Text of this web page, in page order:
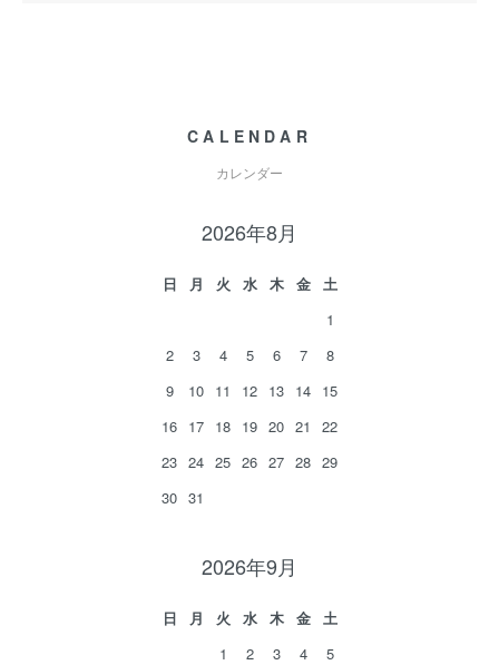
CALENDAR
カレンダー
2026年8月
日 月 火 水 木 金
土
1
2
3 4 5 6 7
8
9
10 11 12 13 14 15
16 17 18 19 20 21
22
23 24 25 26 27 28 29
30 31
2026年9月
日 月 火 水 木 金
土
1
2 3 4
5